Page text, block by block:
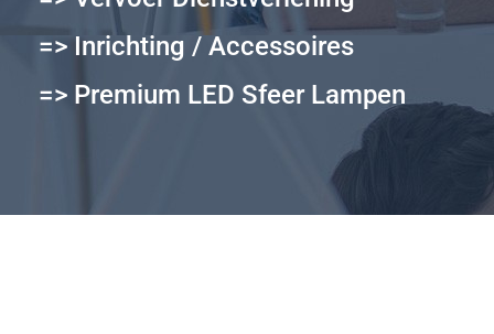
=> Inrichting / Accessoires
=> Premium LED Sfeer Lampen